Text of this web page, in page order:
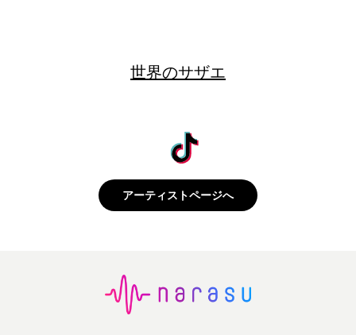
世界のサザエ
アーティストページへ